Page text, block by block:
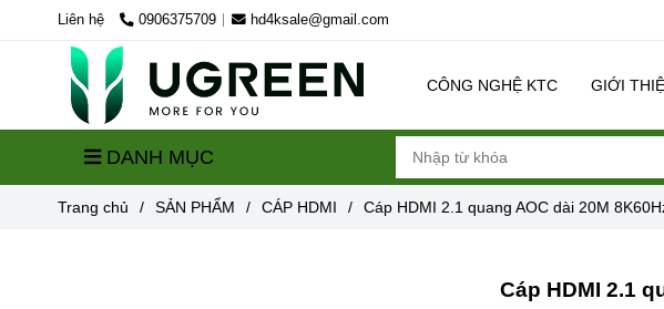
Liên hệ 0906375709 hd4ksale@gmail.com
CÔNG NGHỆ KTC GIỚI
DANH MỤC
Trang chủ / SẢN PHẨM / CÁP HDMI / Cáp HDMI 2.1 quang AOC dài 20M
Cáp HDMI 2.1